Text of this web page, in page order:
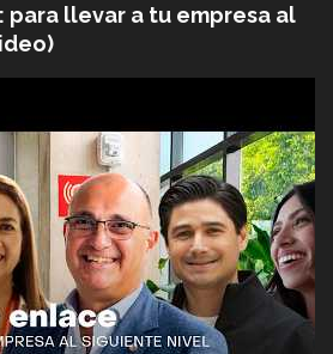
para llevar a tu empresa al